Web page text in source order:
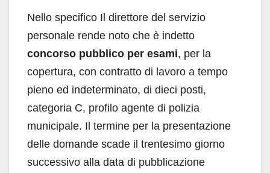
Nello specifico Il direttore del servizio
personale rende noto che è indetto
concorso pubblico per esami, per la
copertura, con contratto di lavoro a tempo
pieno ed indeterminato, di dieci posti,
categoria C, profilo agente di polizia
municipale. Il termine per la presentazione
delle domande scade il trentesimo giorno
successivo alla data di pubblicazione